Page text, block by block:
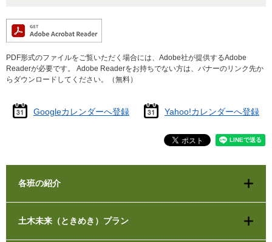
PDF形式のファイルをご覧いただく場合には、Adobe社が提供するAdobe
Readerが必要です。
Adobe Readerをお持ちでない方は、バナーのリンク先か
らダウンロードしてください。（無料）
Googleカレンダーへ登録 Yahoo!カレンダーへ登録
各班の紹介
土木未来（ときめき）プラン